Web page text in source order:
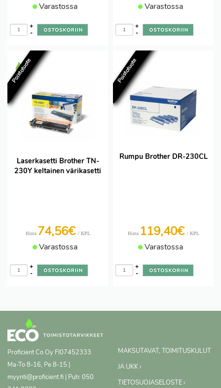
Varastossa
-
+
Varastossa
-
+
Poistotuote
Laserkasetti Brother TN-
230Y keltainen värikasetti
Hinta 74,56€ / KPL
Varastossa
-
+
Poistotuote
Rumpu Brother DR-230CL
Hinta 119,40€ / KPL
Varastossa
-
+
Proficient Co Oy FI07452333
Ma-To 8-16, Pe 8-15 |
myynti@proficient.fi | Puh: 050
MAKSUTAVAT, TOIMITUSKULUT
JA UKK ›
TIETOSUOJASELOSTE ›